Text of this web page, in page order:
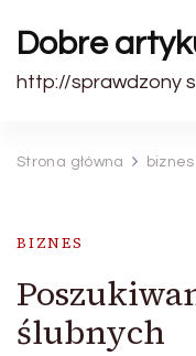
Dobre
http://sprawdzony
Strona główna biznes
BIZNES
ślubnych